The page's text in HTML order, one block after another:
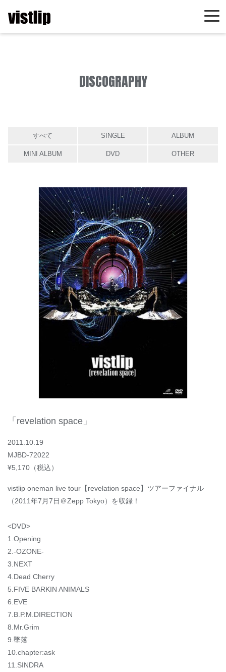
DISCOGRAPHY
すべて SINGLE ALBUM
MINI ALBUM DVD OTHER
「revelation space」
2011.10.19
MJBD-72022
¥5,170（税込）
vistlip oneman live tour【revelation space】ツアーファイナル
（2011年7月7日＠Zepp Tokyo）を収録！
<DVD>
1.Opening
2.-OZONE-
3.NEXT
4.Dead Cherry
5.FIVE BARKIN ANIMALS
6.EVE
7.B.P.M.DIRECTION
8.Mr.Grim
9.墜落
10.chapter:ask
11.SINDRA